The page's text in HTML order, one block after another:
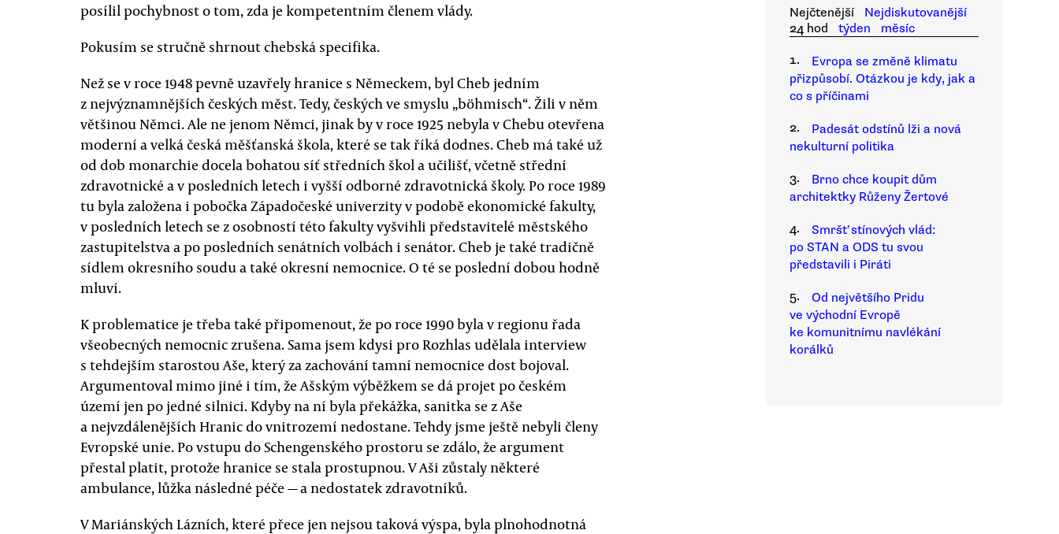
posílil pochybnost o tom, zda je kompetentním členem vlády.
Pokusím se stručně shrnout chebská specifika.
Než se v roce 1948 pevně uzavřely hranice s Německem, byl Cheb jedním
z nejvýznamnějších českých měst. Tedy, českých ve smyslu „böhmisch“. Žili v něm
většinou Němci. Ale ne jenom Němci, jinak by v roce 1925 nebyla v Chebu otevřena
moderní a velká česká měšťanská škola, které se tak říká dodnes. Cheb má také už
od dob monarchie docela bohatou síť středních škol a učilišť, včetně střední
zdravotnické a v posledních letech i vyšší odborné zdravotnická školy. Po roce 1989
tu byla založena i pobočka Západočeské univerzity v podobě ekonomické fakulty,
v posledních letech se z osobností této fakulty vyšvihli představitelé městského
zastupitelstva a po posledních senátních volbách i senátor. Cheb je také tradičně
sídlem okresního soudu a také okresní nemocnice. O té se poslední dobou hodně
mluví.
K problematice je třeba také připomenout, že po roce 1990 byla v regionu řada
všeobecných nemocnic zrušena. Sama jsem kdysi pro Rozhlas udělala interview
s tehdejším starostou Aše, který za zachování tamní nemocnice dost bojoval.
Argumentoval mimo jiné i tím, že Ašským výběžkem se dá projet po českém
území jen po jedné silnici. Kdyby na ní byla překážka, sanitka se z Aše
a nejvzdálenějších Hranic do vnitrozemí nedostane. Tehdy jsme ještě nebyli členy
Evropské unie. Po vstupu do Schengenského prostoru se zdálo, že argument
přestal platit, protože hranice se stala prostupnou. V Aši zůstaly některé
ambulance, lůžka následné péče — a nedostatek zdravotníků.
V Mariánských Lázních, které přece jen nejsou taková výspa, byla plnohodnotná
Nejčtenější
Nejdiskutovanější
24 hod
týden
měsíc
1.
Evropa se změně klimatu
přizpůsobí. Otázkou je kdy, jak a
co s příčinami
2.
Padesát odstínů lži a nová
nekulturní politika
3.
Brno chce koupit dům
architektky Růženy Žertové
4.
Smršť stínových vlád:
po STAN a ODS tu svou
představili i Piráti
5.
Od největšího Pridu
ve východní Evropě
ke komunitnímu navlékání
korálků